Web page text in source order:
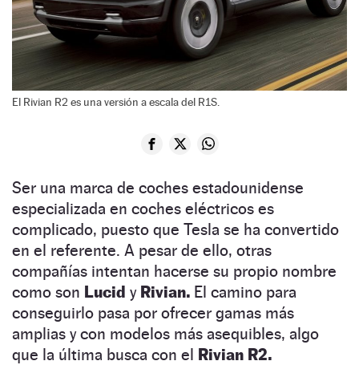
El Rivian R2 es una versión a escala del R1S.
Ser una marca de coches estadounidense
especializada en coches eléctricos es
complicado, puesto que Tesla se ha convertido
en el referente. A pesar de ello, otras
compañías intentan hacerse su propio nombre
como son Lucid y Rivian. El camino para
conseguirlo pasa por ofrecer gamas más
amplias y con modelos más asequibles, algo
que la última busca con el Rivian R2.